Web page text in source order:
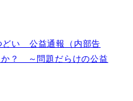
どい 公益通報（内部告
？ ～問題だらけの公益